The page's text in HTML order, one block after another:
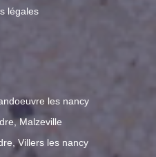
légales
les nancy
Malzeville
Villers les nancy